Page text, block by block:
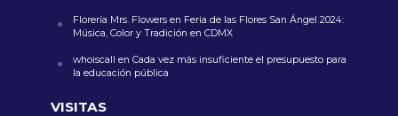
Florería Mrs. Flowersen Feria de las Flores San Ángel 2024:
Música, Color y Tradición en CDMX
whoiscall en Cada vez más insuficiente el presupuesto para
la educación pública
VISITAS